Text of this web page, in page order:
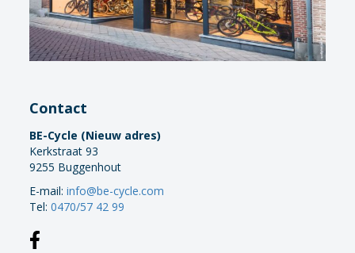
Contact
BE-Cycle (Nieuw adres)
Kerkstraat 93
9255 Buggenhout
E-mail:info@be-cycle.com
Tel:0470/57 42 99